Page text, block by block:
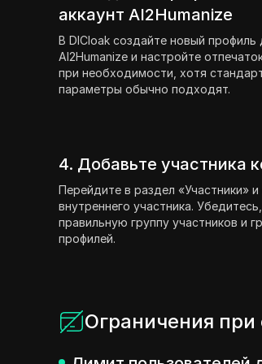
аккаунт AI2Humanize
В DICloak создайте новый профиль
AI2Humanize и настройте
при необходимости, хотя
параметры обычно подходят.
4. Добавьте участника
Перейдите в раздел «Участники»
внутреннего участника.
правильную группу участников и
профилей.
Ограничения